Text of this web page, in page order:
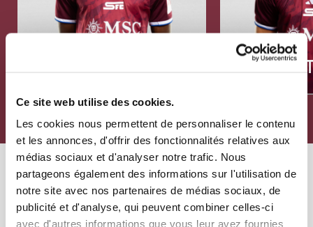
Ce site web utilise des cookies.
Les cookies nous permettent de personnaliser le contenu
et les annonces, d'offrir des fonctionnalités relatives aux
médias sociaux et d'analyser notre trafic. Nous
partageons également des informations sur l'utilisation de
notre site avec nos partenaires de médias sociaux, de
publicité et d'analyse, qui peuvent combiner celles-ci
avec d'autres informations que vous leur avez fournies
MILIEU
MIROSLAV
MATCHS
LES NEWS